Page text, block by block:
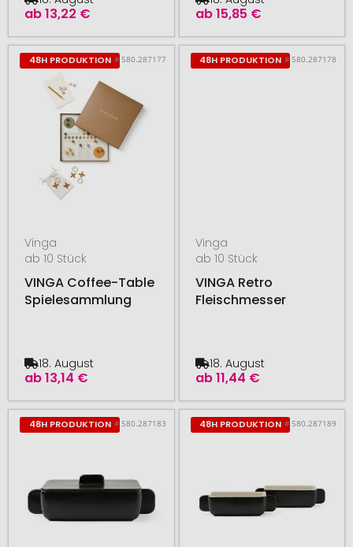
ab13,22 € ab15,85 €
48H PRODUKTION # 580.287177
Vinga
ab 10 Stück
VINGA Coffee-Table
Spielesammlung
ab13,14 €
18. August
48H PRODUKTION # 580.287178
Vinga
ab 10 Stück
VINGA Retro
Fleischmesser
ab11,44 €
18. August
48H PRODUKTION # 580.287183 48H PRODUKTION # 580.287189